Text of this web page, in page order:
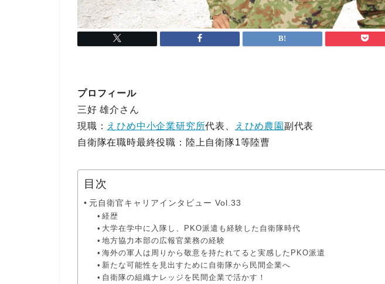
プロフィール
三好 雄介さん
現職： えひめ中小企業研究所代表、 えひめ農園 副代表
自衛隊在職時最終役職：陸上自衛隊1等陸曹
目次
元自衛官キャリアインタビュー Vol.33
経歴
大学在学中に入隊し、PKO派遣も経験した自衛隊時代
地方協力本部の広報官業務の経験
海外の軍人は周りから敬意を持たれてると実感したPKO派遣
新たな可能性を見出すために自衛隊から民間企業へ
自衛隊の組織ナレッジを民間企業で活かす！